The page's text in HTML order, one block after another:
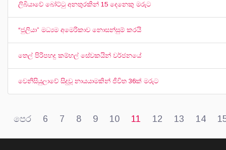
ලිබියාවේ බෝට්ටු අනතුරකින් 15 දෙනෙකු මරුට
“ජුලියා” මධ්‍යම අමෙරිකාව නොසන්සුම් කරයි
තෙල් පිරිපහදු කම්හල් සේවකයින් වර්ජනයේ
වෙනිසියුලාවේ සිදුවූ නායයාමකින් ජීවිත 36ක් මරුට
පෙර 6 7 8 9 10 11 12 13 14